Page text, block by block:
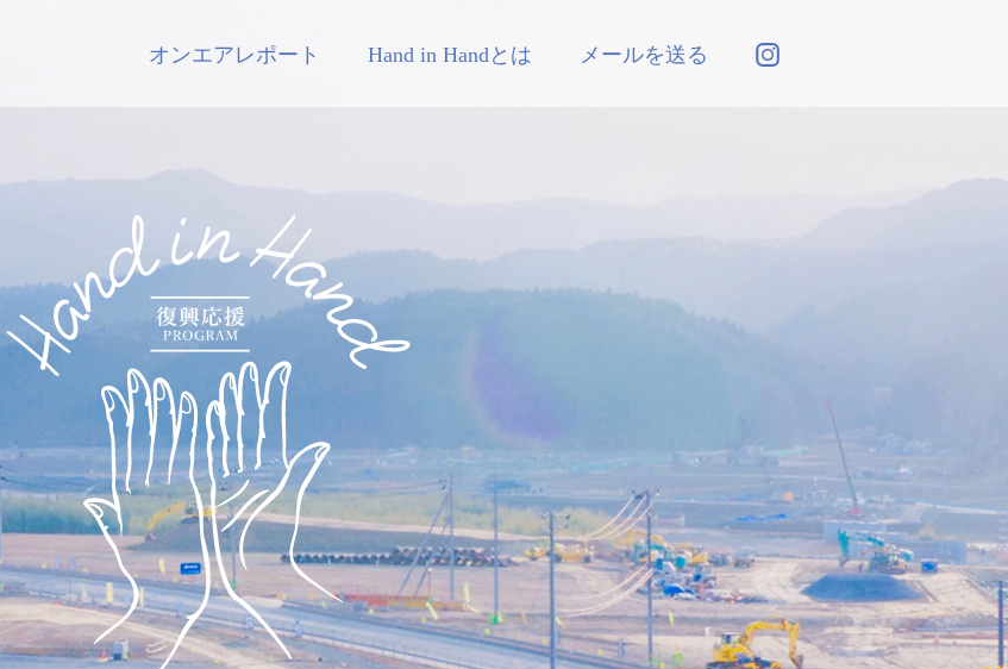
オンエアレポート Hand in Handとは メールを送る